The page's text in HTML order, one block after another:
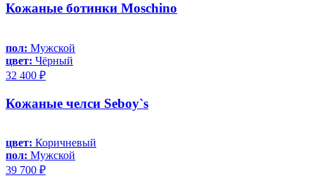
Кожаные ботинки Moschino
пол: Мужской
цвет: Чёрный
32 400 ₽
Кожаные челси Seboy`s
цвет: Коричневый
пол: Мужской
39 700 ₽